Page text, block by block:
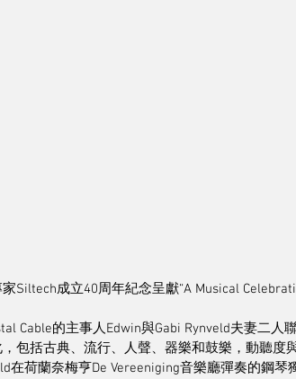
Siltech成立40周年紀念呈獻“A Musical
Cable的主事人Edwin與Gabi Rynveld夫妻二
包括古典、流行、人聲、器樂和鼓樂，動聽度
在荷蘭奈梅亨De Vereeniging音樂廳彈奏的鋼